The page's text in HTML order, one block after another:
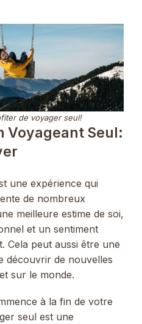
de voyager seul!
Voyageant Seul:
une expérience qui
de nombreux
meilleure estime de soi,
et un sentiment
Cela peut aussi être une
découvrir de nouvelles
sur le monde.
à la fin de votre
seul est une